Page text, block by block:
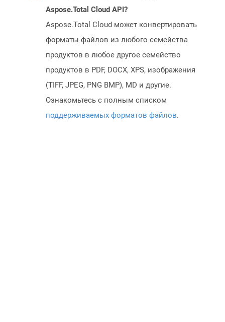
Aspose.Total Cloud API?
Aspose.Total Cloud может конвертировать
форматы файлов из любого семейства
продуктов в любое другое семейство
продуктов в PDF, DOCX, XPS, изображения
(TIFF, JPEG, PNG BMP), MD и другие.
Ознакомьтесь с полным списком
поддерживаемых форматов файлов.